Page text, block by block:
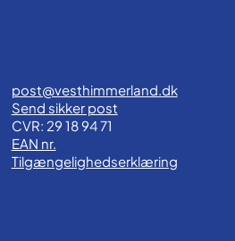
post@vesthimmerland.dk
Send sikker post
CVR: 29 18 94 71
EAN nr.
Tilgængelighedserklæring